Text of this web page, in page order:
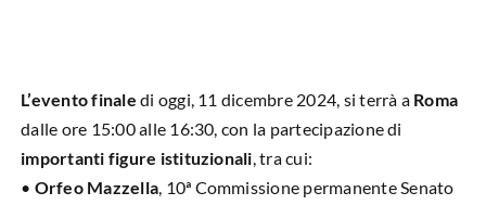
CHI SIAMO
L’ANGOLO DEL PAZIENTE
L’evento finale di oggi, 11 dicembre 2024, si terrà a Roma
dalle ore 15:00 alle 16:30, con la partecipazione di
importanti figure istituzionali, tra cui:
• Orfeo Mazzella, 10ª Commissione permanente Senato